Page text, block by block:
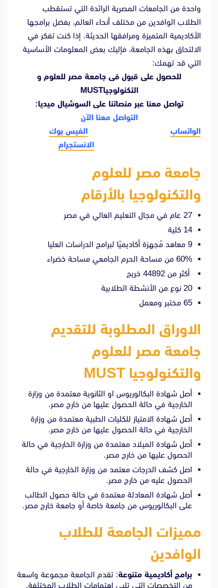
واحدة من الجامعات المصرية الرائدة التي تستقطب
الطلاب الوافدين من مختلف أنحاء العالم، بفضل برامجها
الأكاديمية المتميزة ومرافقها الحديثة. إذا كنت تفكر في
الالتحاق بهذه الجامعة، فإليك بعض المعلومات الأساسية
التي قد تهمك:​
للحصول على قبول فى جامعة مصر للعلوم و
التكنولوجياMUST
تواصل معنا عبر منصاتنا على السوشيال ميديا:
التواصل معنا الآن
الواتساب
الفيس بوك
الانستجرام
جامعة مصر للعلوم
والتكنولوجيا بالأرقام
27 عام في مجال التعليم العالي في مصر
14 كلية
9 معاهد مُجهزة أكاديميًا لبرامج الدراسات العليا
60% من مساحة الحرم الجامعي مساحة خضراء
أكثر من 44892 خريج
20 نوع من الأنشطة الطلابية
65 مختبر ومعمل
الاوراق المطلوبة للتقديم
جامعة مصر للعلوم
والتكنولوجيا MUST
أصل شهادة البكالوريوس او الثانوية معتمدة من وزارة
الخارجية في حالة الحصول عليها من خارج مصر.
أصل شهادة الامتياز للكليات الطبية معتمدة من وزارة
الخارجية في حالة الحصول عليها من خارج مصر.
أصل شهادة الميلاد معتمدة من وزارة الخارجية في حالة
الحصول عليها من خارج مصر.
اصل كشف الدرجات معتمد من وزارة الخارجية في حالة
الحصول عليه من خارج مصر.
أصل شهادة المعادلة معتمدة في حالة حصول الطالب
على البكالوريوس من جامعة خاصة أو جامعة خارج مصر.
مميزات الجامعة للطلاب
الوافدين
برامج أكاديمية متنوعة: تقدم الجامعة مجموعة واسعة
من التخصصات التي تلبي اهتمامات الطلاب المختلفة.